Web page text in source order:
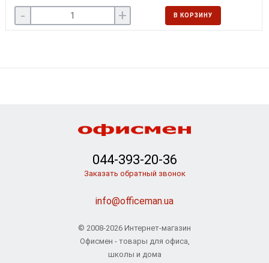
- + В КОРЗИНУ
044-393-20-36
Заказать обратный звонок
info@officeman.ua
© 2008-2026 Интернет-магазин
Офисмен - товары для офиса,
школы и дома